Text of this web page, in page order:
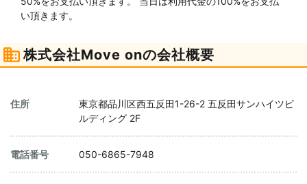
い頂きます。
株式会社Move onの会社概要
住所
東京都品川区西五反田1-26-2 五反田サンハイツビ
ルディング 2F
電話番号 050-6865-7948